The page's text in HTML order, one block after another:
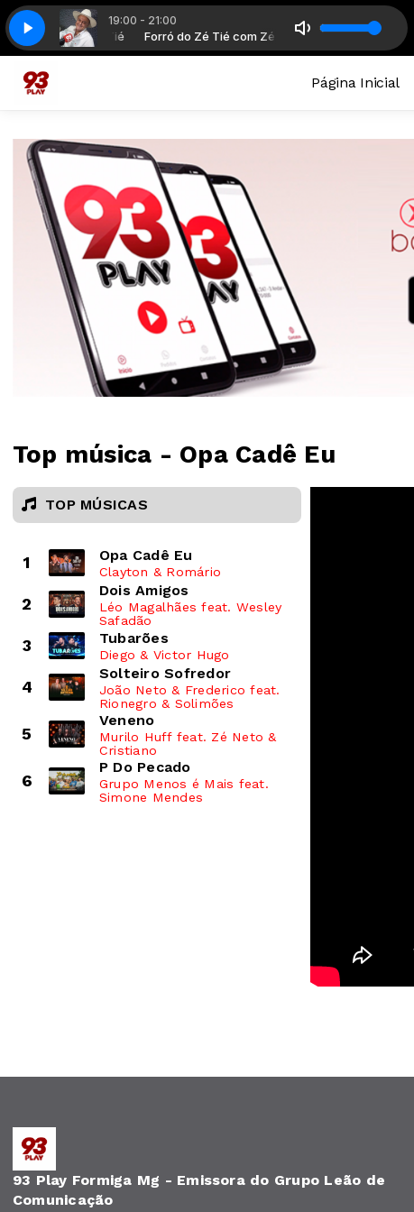
19:00 - 21:00
Zé Tié com Zé Tié Forró do Zé Tié com Zé Tié
93 Play 93 Play
Página Inicial
Top música - Opa Cadê Eu
TOP MÚSICAS
1 Opa Cadê Eu
Clayton & Romário
2
Dois Amigos
Léo Magalhães feat. Wesley
Safadão
3 Tubarões
Diego & Victor Hugo
4
Solteiro Sofredor
João Neto & Frederico feat.
Rionegro & Solimões
5
Veneno
Murilo Huff feat. Zé Neto &
Cristiano
6
P Do Pecado
Grupo Menos é Mais feat.
Simone Mendes
93 Play Formiga Mg - Emissora do Grupo Leão de
Comunicação